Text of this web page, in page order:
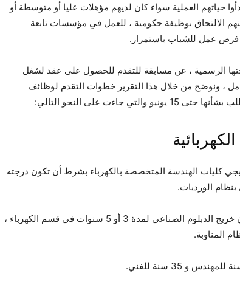
حياتهم العملية سواء كان لديهم مؤهلات عليا أو متوسطة أو
الالتحاق بوظيفة حكومية ، للعمل في مؤسسات تابعة
فرص عمل للشباب باستمرار.
الرسمية ، عن مسابقة للتقدم للحصول على عقد لشغل
، ونوضح من خلال هذا التقرير خطوات التقدم لوظائف
جاءت على النحو التالي:
كليات الهندسة المتخصصة بالكهرباء بشرط أن تكون درجته
الورديات.
– يشترط في المتقدم لوظيفة فني كهرباء أن يكون خريج الدبلوم الصناعي لمدة 3 أو 5 سنوات في قسم الكهرباء ،
المناوبة.